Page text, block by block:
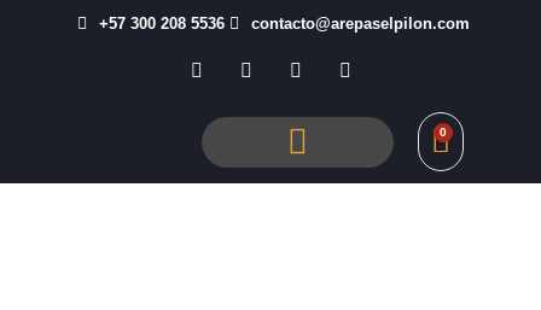
+57 300 208 5536 contacto@arepaselpilon.com
0